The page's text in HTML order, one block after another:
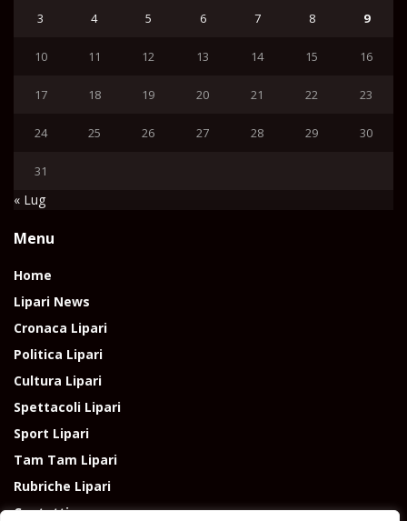
3 4 5 6 7 8 9
10 11 12 13 14 15 16
17 18 19 20 21 22 23
24 25 26 27 28 29 30
31
« Lug
Menu
Home
Lipari News
Cronaca Lipari
Politica Lipari
Cultura Lipari
Spettacoli Lipari
Sport Lipari
Tam Tam Lipari
Rubriche Lipari
Contatti